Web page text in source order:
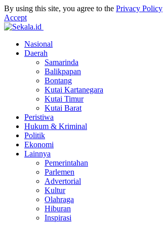
By using this site, you agree to the Privacy Policy
Accept
Nasional
Daerah
Samarinda
Balikpapan
Bontang
Kutai Kartanegara
Kutai Timur
Kutai Barat
Peristiwa
Hukum & Kriminal
Politik
Ekonomi
Lainnya
Pemerintahan
Parlemen
Advertorial
Kultur
Olahraga
Hiburan
Inspirasi